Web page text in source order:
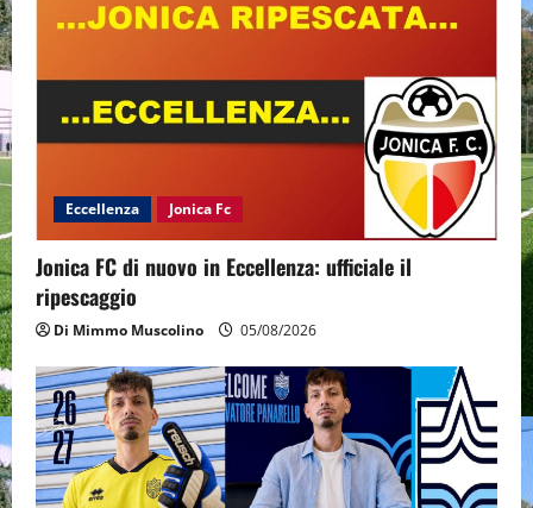
Eccellenza Jonica Fc
Jonica FC di nuovo in Eccellenza: ufficiale il
ripescaggio
Di Mimmo Muscolino 05/08/2026